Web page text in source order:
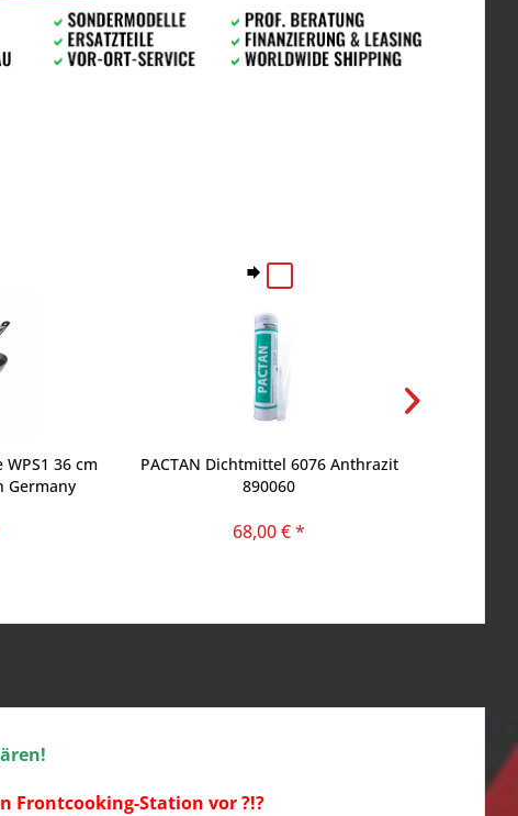
36 cm
Germany
PACTAN Dichtmittel 6076 Anthrazit
890060
68,00 € *
Frontcooking-Station vor ?!?